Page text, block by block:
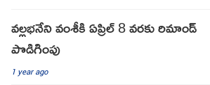
వల్లభనేని వంశీకి ఏప్రిల్ 8 వరకు రిమాండ్
పొడిగింపు
1 year ago